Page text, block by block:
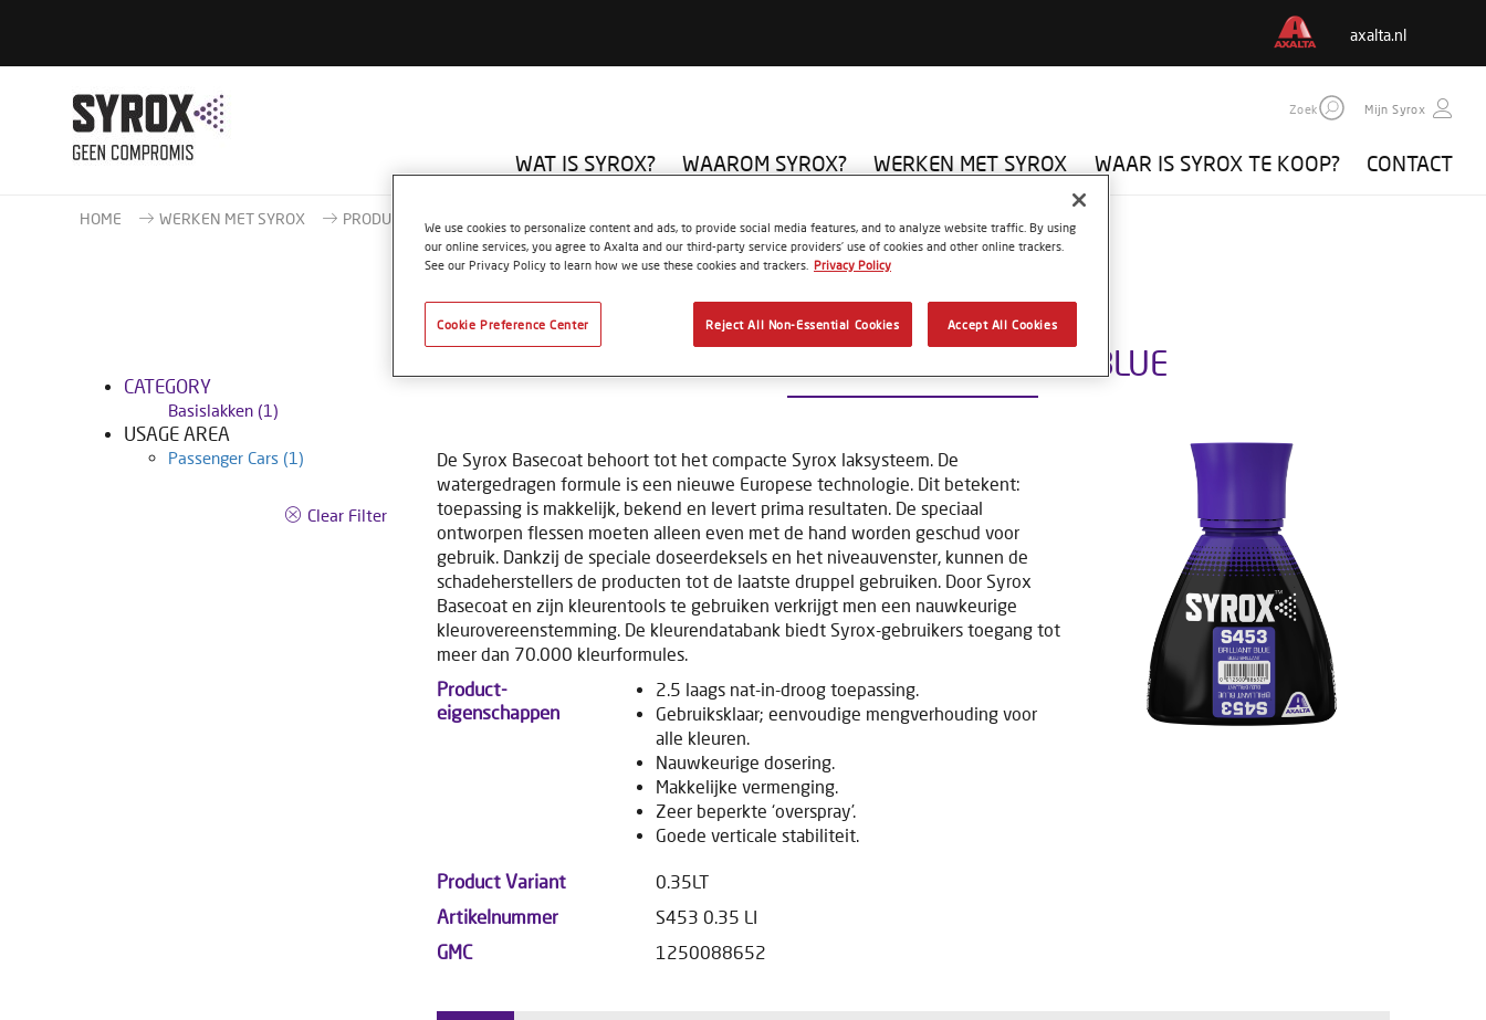
axalta.nl
Zoek Mijn Syrox
WAT IS SYROX? WAAROM SYROX? WERKEN MET SYROX WAAR IS SYROX TE KOOP? CONTACT
HOME WERKEN MET SYROX PRODUCTCATALOGUS
CATEGORY
Basislakken (1)
USAGE AREA
Passenger Cars (1)
Clear Filter
MIXING TINT S453 BRILLIANT BLUE
De Syrox Basecoat behoort tot het compacte Syrox laksysteem. De
watergedragen formule is een nieuwe Europese technologie. Dit betekent:
toepassing is makkelijk, bekend en levert prima resultaten. De speciaal
ontworpen flessen moeten alleen even met de hand worden geschud voor
gebruik. Dankzij de speciale doseerdeksels en het niveauvenster, kunnen de
schadeherstellers de producten tot de laatste druppel gebruiken. Door Syrox
Basecoat en zijn kleurentools te gebruiken verkrijgt men een nauwkeurige
kleurovereenstemming. De kleurendatabank biedt Syrox-gebruikers toegang tot
meer dan 70.000 kleurformules.
Product-
eigenschappen
2.5 laags nat-in-droog toepassing.
Gebruiksklaar; eenvoudige mengverhouding voor
alle kleuren.
Nauwkeurige dosering.
Makkelijke vermenging.
Zeer beperkte ‘overspray’.
Goede verticale stabiliteit.
Product Variant 0.35LT
Artikelnummer S453 0.35 LI
GMC 1250088652
We use cookies to personalize content and ads, to provide social media features, and to analyze website traffic. By using
our online services, you agree to Axalta and our third-party service providers’ use of cookies and other online trackers.
See our Privacy Policy to learn how we use these cookies and trackers. Privacy Policy
Reject All Non-Essential Cookies Accept All Cookies
Cookie Preference Center